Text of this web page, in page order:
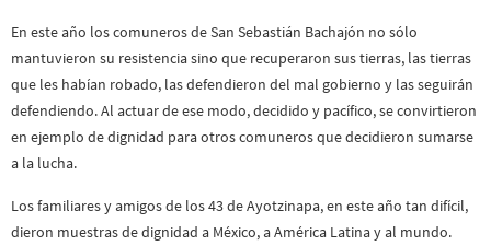
En este año los comuneros de San Sebastián Bachajón no sólo
mantuvieron su resistencia sino que recuperaron sus tierras, las tierras
que les habían robado, las defendieron del mal gobierno y las seguirán
defendiendo. Al actuar de ese modo, decidido y pacífico, se convirtieron
en ejemplo de dignidad para otros comuneros que decidieron sumarse
a la lucha.
Los familiares y amigos de los 43 de Ayotzinapa, en este año tan difícil,
dieron muestras de dignidad a México, a América Latina y al mundo.